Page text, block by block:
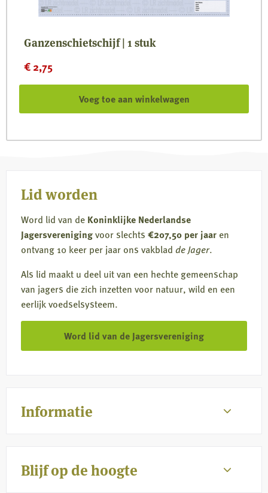
Ganzenschietschijf | 1 stuk
€2,75
Voeg toe aan winkelwagen
Informatie
Lid worden
Word lid van de Koninklijke Nederlandse
Jagersverenigingvoor slechts €207,50 per jaar en
ontvang 10 keer per jaar ons vakblad de Jager.
Als lid maakt u deel uit van een hechte gemeenschap
van jagers die zich inzetten voor natuur, wild en een
eerlijk voedselsysteem.
Word lid van de Jagersvereniging
Blijf op de hoogte